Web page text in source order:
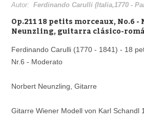
Biblioteca
Área personal
Autor:Ferdinando Carulli (Italia,1770 -
Op.211 18 petits morceaux, No.6
Neunzling, guitarra clásico-
Ferdinando Carulli (1770 - 1841) - 18
Nr.6 - Moderato
Norbert Neunzling, Gitarre
Gitarre Wiener Modell von Karl Schandl